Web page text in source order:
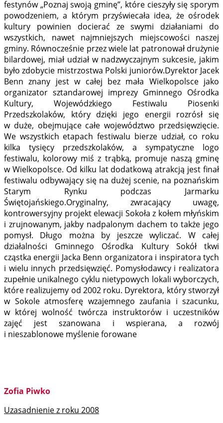
festynów „Poznaj swoją gminę”, które cieszyły się sporym
powodzeniem, a którym przyświecała idea, że ośrodek
kultury powinien docierać ze swymi działaniami do
wszystkich, nawet najmniejszych miejscowości naszej
gminy. Równocześnie przez wiele lat patronował drużynie
bilardowej, miał udział w nadzwyczajnym sukcesie, jakim
było zdobycie mistrzostwa Polski juniorów.Dyrektor Jacek
Benn znany jest w całej bez mała Wielkopolsce jako
organizator sztandarowej imprezy Gminnego Ośrodka
Kultury, Wojewódzkiego Festiwalu Piosenki
Przedszkolaków, który dzięki jego energii rozrósł się
w duże, obejmujące całe województwo przedsięwzięcie.
We wszystkich etapach festiwalu bierze udział, co roku
kilka tysięcy przedszkolaków, a sympatyczne logo
festiwalu, kolorowy miś z trąbką, promuje naszą gminę
w Wielkopolsce. Od kilku lat dodatkową atrakcją jest finał
festiwalu odbywający się na dużej scenie, na poznańskim
Starym Rynku podczas Jarmarku
Świętojańskiego.Oryginalny, zwracający uwagę,
kontrowersyjny projekt elewacji Sokoła z kołem młyńskim
i zrujnowanym, jakby nadpalonym dachem to także jego
pomysł. Długo można by jeszcze wyliczać. W całej
działalności Gminnego Ośrodka Kultury Sokół tkwi
cząstka energii Jacka Benn organizatora i inspiratora tych
i wielu innych przedsięwzięć. Pomysłodawcy i realizatora
zupełnie unikalnego cyklu nietypowych lokali wyborczych,
które realizujemy od 2002 roku. Dyrektora, który stworzył
w Sokole atmosferę wzajemnego zaufania i szacunku,
w której wolność twórcza instruktorów i uczestników
zajęć jest szanowana i wspierana, a rozwój
i nieszablonowe myślenie forowane
Zofia Piwko
Uzasadnienie z roku 2008